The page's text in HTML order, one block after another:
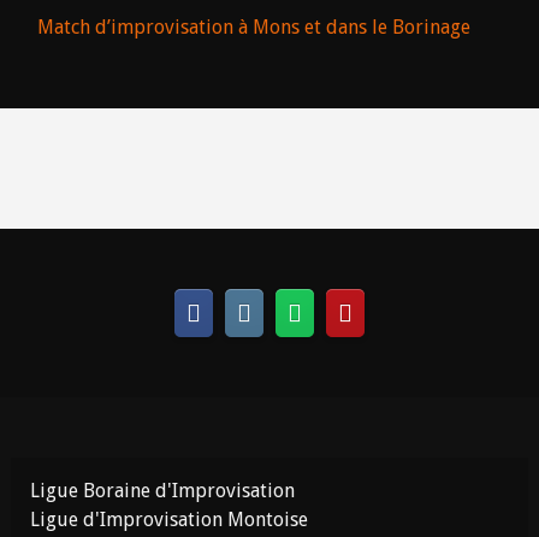
Match d’improvisation à Mons et dans le Borinage
Ligue Boraine d'Improvisation
Ligue d'Improvisation Montoise